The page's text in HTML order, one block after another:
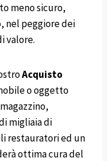
meno sicuro,
nel peggiore dei
valore.
Acquisto
o oggetto
migliaia di
restauratori ed un
ottima cura del